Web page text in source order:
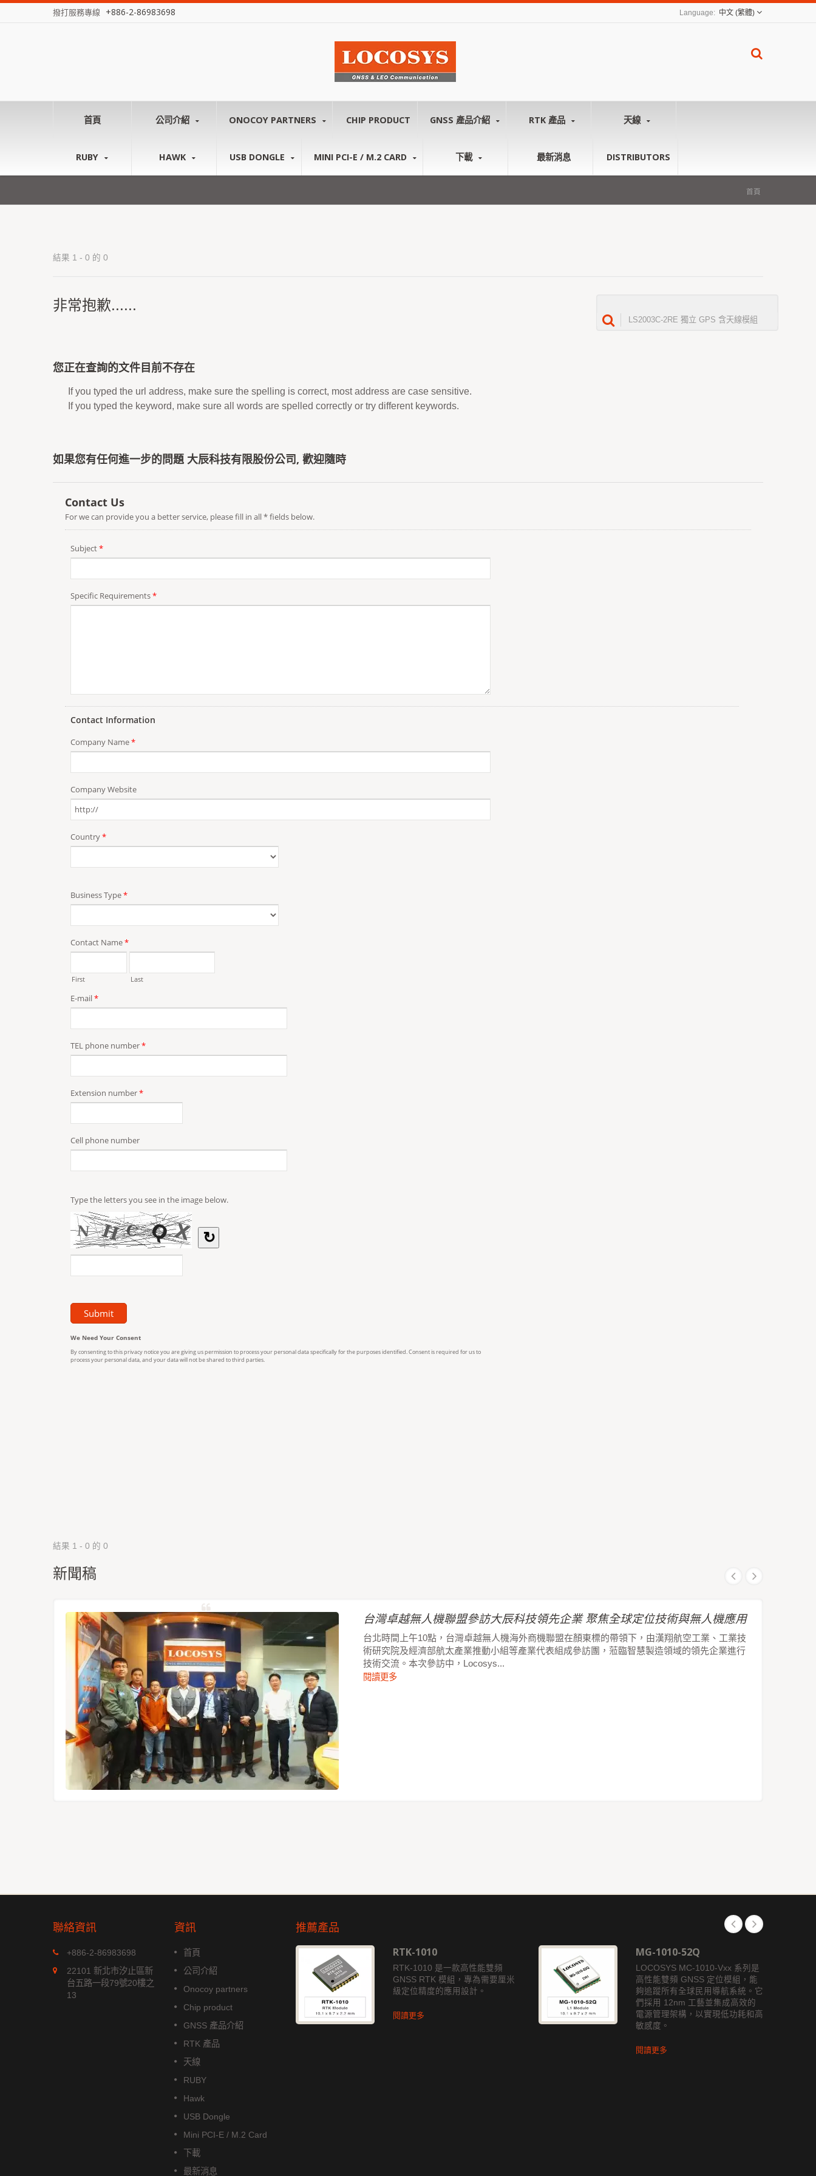
撥打服務專線 +886-2-86983698 中文 (繁體)
首頁 公司介紹 ONOCOY PARTNERS CHIP PRODUCT GNSS 產品介紹 RTK 產品 天線
RUBY HAWK USB DONGLE MINI PCI-E / M.2 CARD 下載 最新消息 DISTRIBUTORS
首頁
結果 1 - 0 的 0
非常抱歉......
您正在查詢的文件目前不存在
If you typed the url address, make sure the spelling is correct, most address are case sensitive.
If you typed the keyword, make sure all words are spelled correctly or try different keywords.
如果您有任何進一步的問題 大辰科技有限股份公司, 歡迎隨時
結果 1 - 0 的 0
新聞稿
台灣卓越無人機聯盟參訪大辰科技領先企業 聚焦全球定位技術與無人機應用
台北時間上午10點，台灣卓越無人機海外商機聯盟在顏東標的帶領下，由漢翔航空工業、工業技
術研究院及經濟部航太產業推動小組等產業代表組成參訪團，蒞臨智慧製造領域的領先企業進行
技術交流。本次參訪中，Locosys...
閱讀更多
聯絡資訊
+886-2-86983698
22101 新北市汐止區新
台五路一段79號20樓之
13
資訊
首頁
公司介紹
Onocoy partners
Chip product
GNSS 產品介紹
RTK 產品
天線
RUBY
Hawk
USB Dongle
Mini PCI-E / M.2 Card
下載
最新消息
推薦產品
MGS-1513-52Q
MGS-1513-52Q 是一款完整的獨
立多頻 GNSS 智能天線模組，包
含嵌入式貼片天線和基於 Airoha
AG3352Q 平台的 GNSS 接收電
RTK-1010
RTK-1010 是一款高性能雙頻
GNSS RTK 模組，專為需要厘米
級定位精度的應用設計。
閱讀更多
MG-1010-52Q
LOCOSYS MC-1010-Vxx 系列是
高性能雙頻 GNSS 定位模組，能
夠追蹤所有全球民用導航系統。它
們採用 12nm 工藝並集成高效的
電源管理架構，以實現低功耗和高
敏感度。
閱讀更多